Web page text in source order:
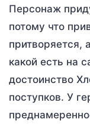
Персонаж
потому что
притворяется,
какой есть на
достоинство
поступков. У